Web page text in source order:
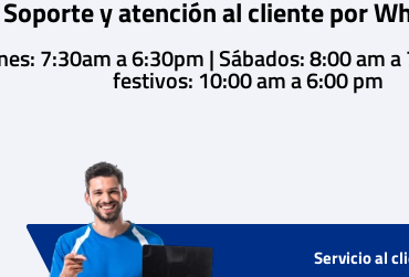
Soporte y atención al cliente por
7:30am a 6:30pm | Sábados: 8:00 am
festivos: 10:00 am a 6:00 pm
Servicio al